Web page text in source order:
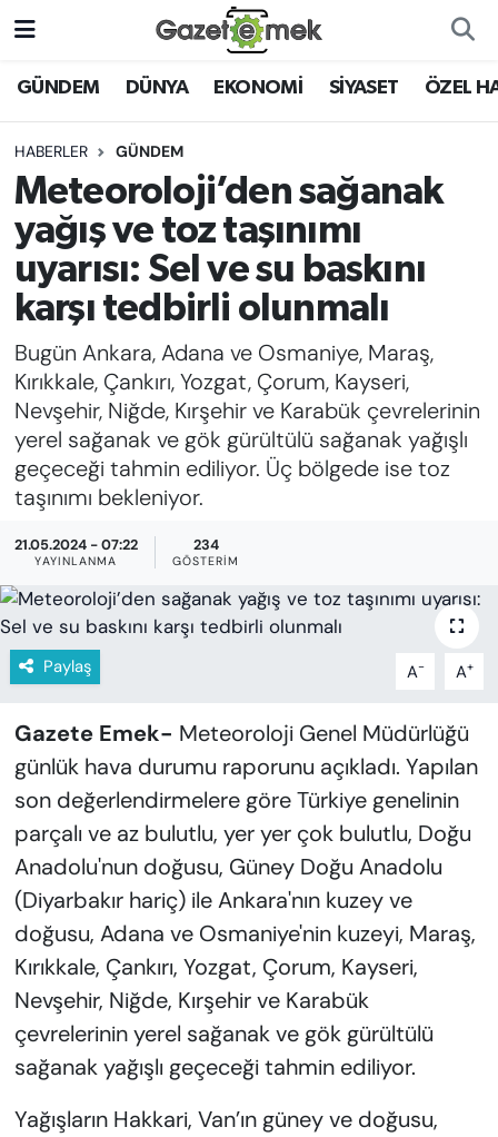
GÜNDEM DÜNYA EKONOMİ SİYASET ÖZEL
HABERLER GÜNDEM
Meteoroloji’den sağanak
yağış ve toz taşınımı
uyarısı: Sel ve su baskını
karşı tedbirli olunmalı
Bugün Ankara, Adana ve Osmaniye, Maraş,
Kırıkkale, Çankırı, Yozgat, Çorum, Kayseri,
Nevşehir, Niğde, Kırşehir ve Karabük çevrelerinin
yerel sağanak ve gök gürültülü sağanak yağışlı
geçeceği tahmin ediliyor. Üç bölgede ise toz
taşınımı bekleniyor.
21.05.2024 - 07:22
YAYINLANMA
234
GÖSTERIM
Paylaş A- A+
Gazete Emek- Meteoroloji Genel Müdürlüğü
günlük hava durumu raporunu açıkladı. Yapılan
son değerlendirmelere göre Türkiye genelinin
parçalı ve az bulutlu, yer yer çok bulutlu, Doğu
Anadolu'nun doğusu, Güney Doğu Anadolu
(Diyarbakır hariç) ile Ankara'nın kuzey ve
doğusu, Adana ve Osmaniye'nin kuzeyi, Maraş,
Kırıkkale, Çankırı, Yozgat, Çorum, Kayseri,
Nevşehir, Niğde, Kırşehir ve Karabük
çevrelerinin yerel sağanak ve gök gürültülü
sağanak yağışlı geçeceği tahmin ediliyor.
Yağışların Hakkari, Van’ın güney ve doğusu,
DÜNYA
EKONOMİ
EMEK HABERLERİ
YENİ MEDYADA EMEK
GAZETECİLİĞİNİ GELİŞTİRMEK
FAYDALI BİLGİLER
GÜNDEM
EĞİTİM
KADIN
SAĞLIK
SPOR
KÜLTÜR-SANAT
MAGAZİN
ÖZEL HABER
YAZAR KÖŞESİ
SİYASET
VAN VE DİYARBAKIR HABERLERİ
Nöbetçi Eczaneler
Hava Durumu
İstanbul Namaz Vakitleri
Trafik Durumu
Süper Lig Puan Durumu ve Fikstür
Tüm Manşetler
Son Dakika Haberleri
Haber Arşivi